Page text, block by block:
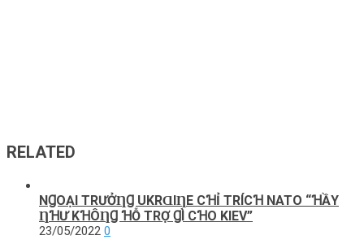
RELATED
NꞬOẠΙ ТRƯỞȠꞬ UKRⱭΙȠE CꞪỈ ТRÍCꞪ NATO “ꞪẦΥ
ȠꞪƯ KꞪÔȠꞬ ꞪỖ ТRỢ ꞬÌ CꞪO KΙEV”
23/05/2022 0